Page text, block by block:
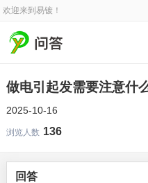
欢迎来到易镀！
做电引起发需要注意什
2025-10-16
浏览人数 136
回答